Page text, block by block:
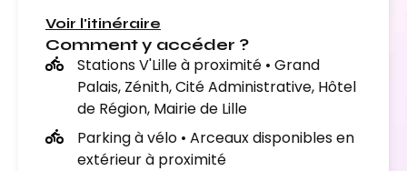
Voir l'itinéraire
Comment y accéder ?
Stations V'Lille à proximité • Grand
Palais, Zénith, Cité Administrative, Hôtel
de Région, Mairie de Lille
Parking à vélo • Arceaux disponibles en
extérieur à proximité